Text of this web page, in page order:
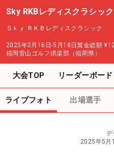
Sky RKBレディスクラシック
Ｓｋｙ ＲＫＢレディスクラシック
2025年5月16日-5月18日賞金総額
福岡雷山ゴルフ倶楽部（福岡県）
大会TOP リーダーボード
ライブフォト 出場選手
デ
2025年5月